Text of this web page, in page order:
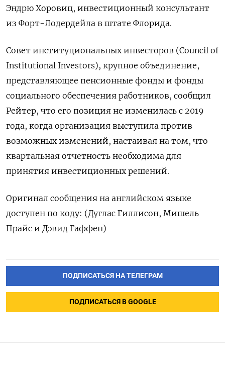
Эндрю Хоровиц, инвестиционный консультант
из Форт-Лодердейла в штате Флорида.
Совет институциональных инвесторов (Council of
Institutional Investors), крупное объединение,
представляющее пенсионные фонды и фонды
социального обеспечения работников, сообщил
Рейтер, что его позиция не изменилась с 2019
года, когда организация выступила против
возможных изменений, настаивая на том, что
квартальная отчетность необходима для
принятия инвестиционных решений.
Оригинал сообщения на английском языке
доступен по коду: (Дуглас Гиллисон, Мишель
Прайс и Дэвид Гаффен)
ПОДПИСАТЬСЯ НА ТЕЛЕГРАМ
ПОДПИСАТЬСЯ В GOOGLE